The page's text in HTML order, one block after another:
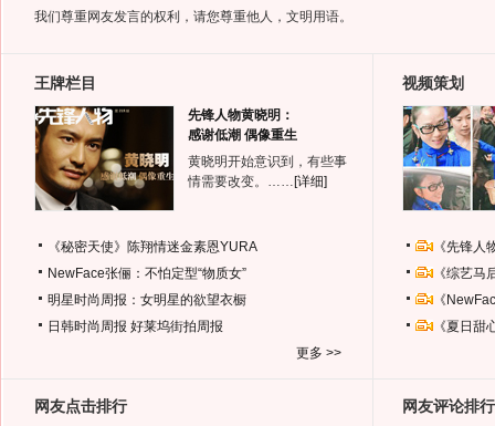
我们尊重网友发言的权利，请您尊重他人，文明用语。
王牌栏目
先锋人物黄晓明：
感谢低潮 偶像重生
黄晓明开始意识到，有些事
情需要改变。…… [详细]
《秘密天使》陈翔情迷金素恩YURA
NewFace张俪：不怕定型“物质女”
明星时尚周报：女明星的欲望衣橱
日韩时尚周报 好莱坞街拍周报
更多 >>
视频策划
《先锋
《综艺
《
《夏日
网友点击排行 网友评论排行